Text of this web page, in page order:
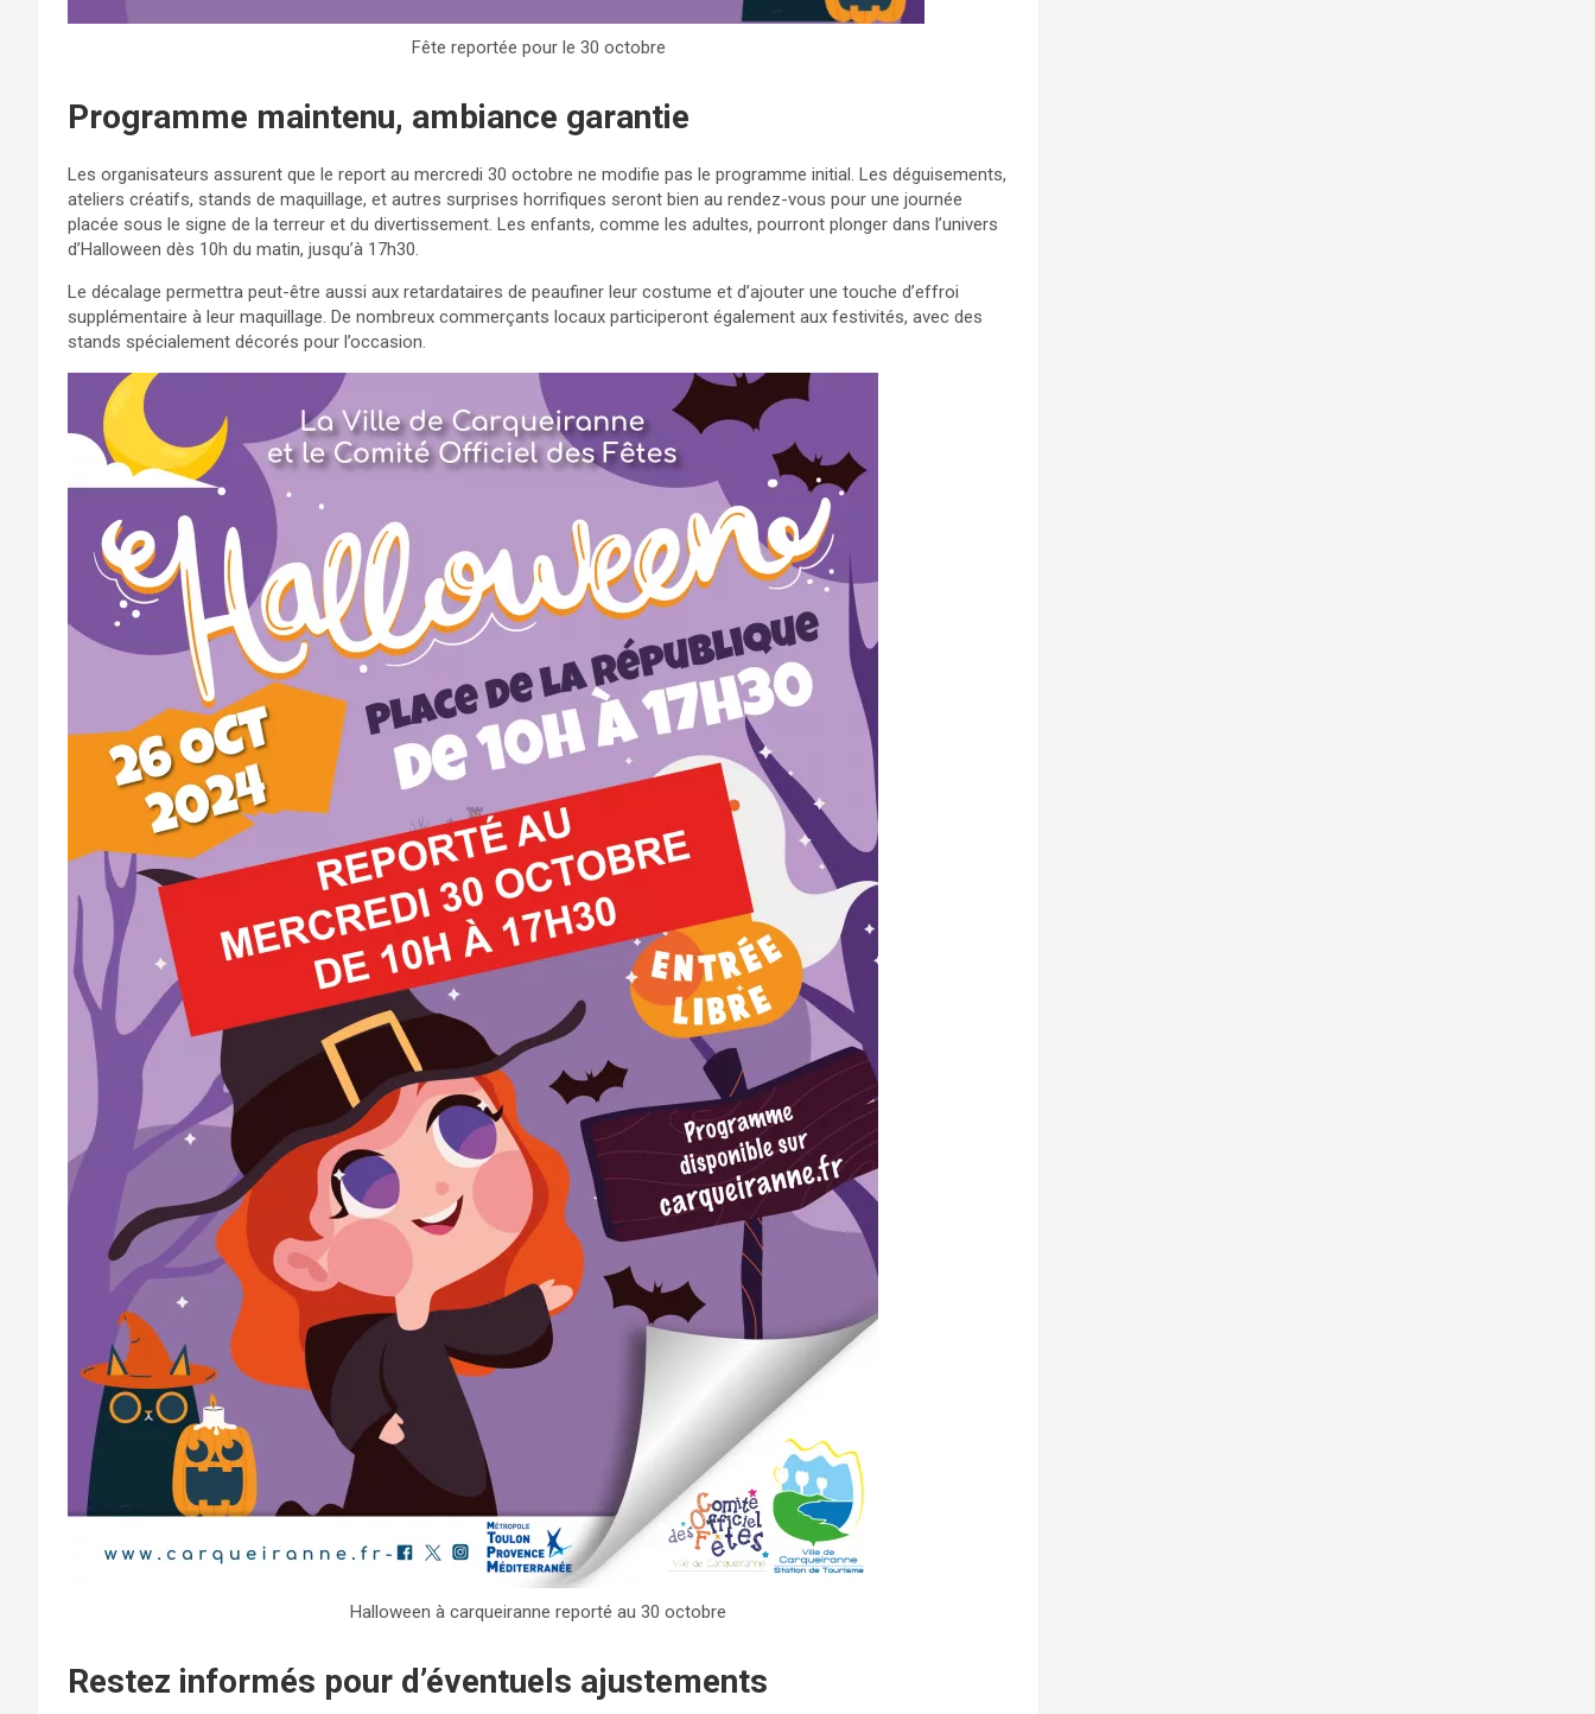
Fête reportée pour le 30 octobre
Programme maintenu, ambiance garantie
Les organisateurs assurent que le report au mercredi 30 octobre ne modifie pas le programme initial. Les déguisements,
ateliers créatifs, stands de maquillage, et autres surprises horrifiques seront bien au rendez-vous pour une journée
placée sous le signe de la terreur et du divertissement. Les enfants, comme les adultes, pourront plonger dans l’univers
d’Halloween dès 10h du matin, jusqu’à 17h30.
Le décalage permettra peut-être aussi aux retardataires de peaufiner leur costume et d’ajouter une touche d’effroi
supplémentaire à leur maquillage. De nombreux commerçants locaux participeront également aux festivités, avec des
stands spécialement décorés pour l’occasion.
Halloween à carqueiranne reporté au 30 octobre
Restez informés pour d’éventuels ajustements